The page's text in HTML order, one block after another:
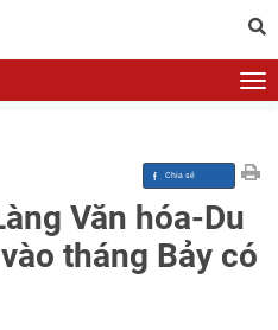
Văn hóa-Du
tháng Bảy có